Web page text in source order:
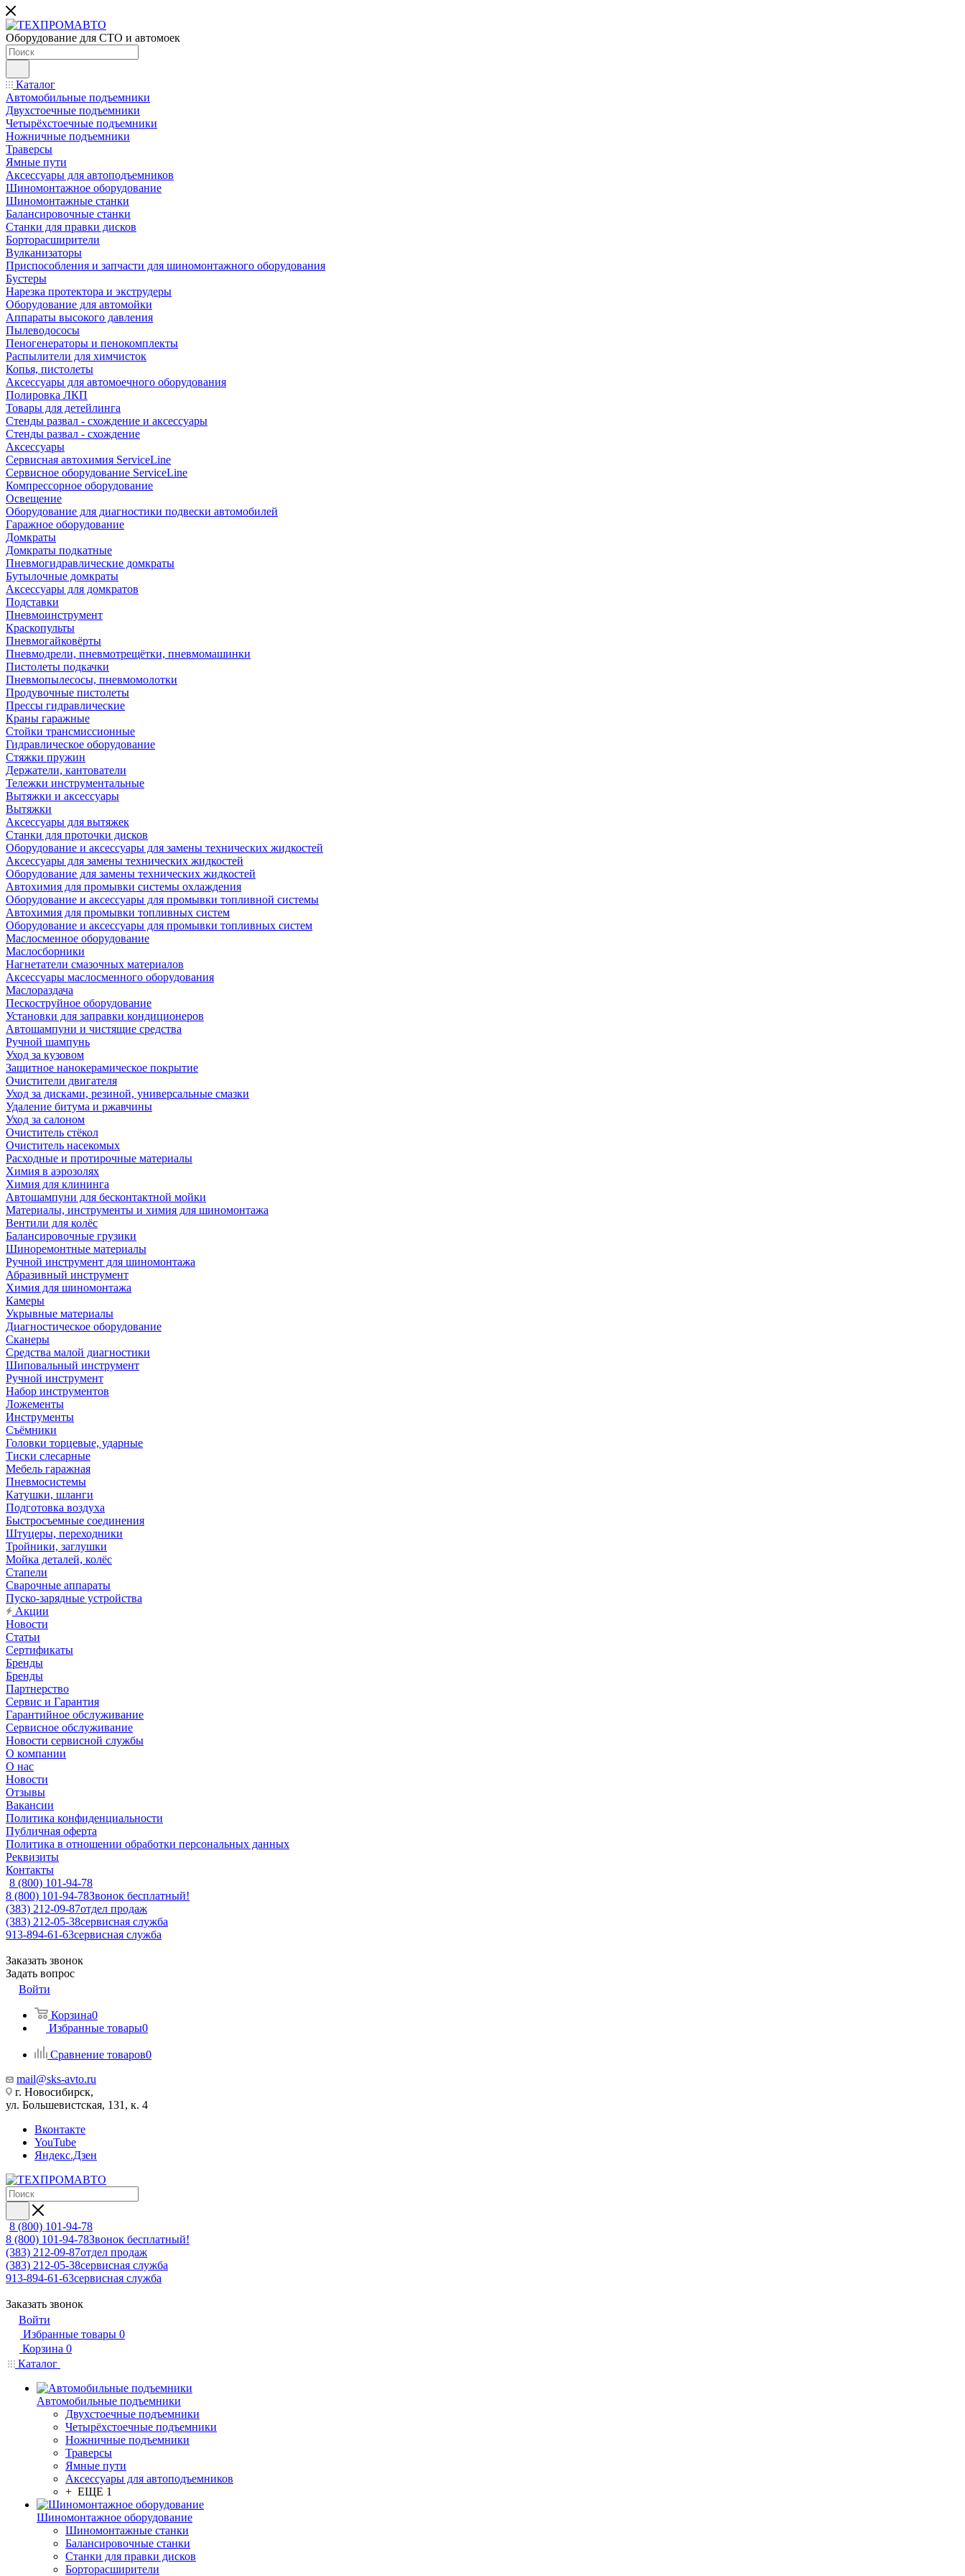
Оборудование для СТО и автомоек
Каталог
Автомобильные подъемники
Двухстоечные подъемники
Четырёхстоечные подъемники
Ножничные подъемники
Траверсы
Ямные пути
Аксессуары для автоподъемников
Шиномонтажное оборудование
Шиномонтажные станки
Балансировочные станки
Станки для правки дисков
Борторасширители
Вулканизаторы
Приспособления и запчасти для шиномонтажного оборудования
Бустеры
Нарезка протектора и экструдеры
Оборудование для автомойки
Аппараты высокого давления
Пылеводососы
Пеногенераторы и пенокомплекты
Распылители для химчисток
Копья, пистолеты
Аксессуары для автомоечного оборудования
Полировка ЛКП
Товары для детейлинга
Стенды развал - схождение и аксессуары
Стенды развал - схождение
Аксессуары
Сервисная автохимия ServiceLine
Сервисное оборудование ServiceLine
Компрессорное оборудование
Освещение
Оборудование для диагностики подвески автомобилей
Гаражное оборудование
Домкраты
Домкраты подкатные
Пневмогидравлические домкраты
Бутылочные домкраты
Аксессуары для домкратов
Подставки
Пневмоинструмент
Краскопульты
Пневмогайковёрты
Пневмодрели, пневмотрещётки, пневмомашинки
Пистолеты подкачки
Пневмопылесосы, пневмомолотки
Продувочные пистолеты
Прессы гидравлические
Краны гаражные
Стойки трансмиссионные
Гидравлическое оборудование
Стяжки пружин
Держатели, кантователи
Тележки инструментальные
Вытяжки и аксессуары
Вытяжки
Аксессуары для вытяжек
Станки для проточки дисков
Оборудование и аксессуары для замены технических жидкостей
Аксессуары для замены технических жидкостей
Оборудование для замены технических жидкостей
Автохимия для промывки системы охлаждения
Оборудование и аксессуары для промывки топливной системы
Автохимия для промывки топливных систем
Оборудование и аксессуары для промывки топливных систем
Маслосменное оборудование
Маслосборники
Нагнетатели смазочных материалов
Аксессуары маслосменного оборудования
Маслораздача
Пескоструйное оборудование
Установки для заправки кондиционеров
Автошампуни и чистящие средства
Ручной шампунь
Уход за кузовом
Защитное нанокерамическое покрытие
Очистители двигателя
Уход за дисками, резиной, универсальные смазки
Удаление битума и ржавчины
Уход за салоном
Очиститель стёкол
Очиститель насекомых
Расходные и протирочные материалы
Химия в аэрозолях
Химия для клининга
Автошампуни для бесконтактной мойки
Материалы, инструменты и химия для шиномонтажа
Вентили для колёс
Балансировочные грузики
Шиноремонтные материалы
Ручной инструмент для шиномонтажа
Абразивный инструмент
Химия для шиномонтажа
Камеры
Укрывные материалы
Диагностическое оборудование
Сканеры
Средства малой диагностики
Шиповальный инструмент
Ручной инструмент
Набор инструментов
Ложементы
Инструменты
Съёмники
Головки торцевые, ударные
Тиски слесарные
Мебель гаражная
Пневмосистемы
Катушки, шланги
Подготовка воздуха
Быстросъемные соединения
Штуцеры, переходники
Тройники, заглушки
Мойка деталей, колёс
Стапели
Сварочные аппараты
Пуско-зарядные устройства
Акции
Новости
Статьи
Сертификаты
Бренды
Бренды
Партнерство
Сервис и Гарантия
Гарантийное обслуживание
Сервисное обслуживание
Новости сервисной службы
О компании
О нас
Новости
Отзывы
Вакансии
Политика конфиденциальности
Публичная оферта
Политика в отношении обработки персональных данных
Реквизиты
Контакты
8 (800) 101-94-78
8 (800) 101-94-78Звонок бесплатный!
(383) 212-09-87отдел продаж
(383) 212-05-38сервисная служба
913-894-61-63сервисная служба
Заказать звонок
Задать вопрос
Войти
Корзина0
Избранные товары0
Сравнение товаров0
mail@sks-avto.ru
г. Новосибирск,
ул. Большевистская, 131, к. 4
Вконтакте
YouTube
Яндекс.Дзен
8 (800) 101-94-78
8 (800) 101-94-78Звонок бесплатный!
(383) 212-09-87отдел продаж
(383) 212-05-38сервисная служба
913-894-61-63сервисная служба
Заказать звонок
Войти
Избранные товары 0
Корзина 0
Каталог
Автомобильные подъемники
Двухстоечные подъемники
Четырёхстоечные подъемники
Ножничные подъемники
Траверсы
Ямные пути
Аксессуары для автоподъемников
+ ЕЩЕ 1
Шиномонтажное оборудование
Шиномонтажные станки
Балансировочные станки
Станки для правки дисков
Борторасширители